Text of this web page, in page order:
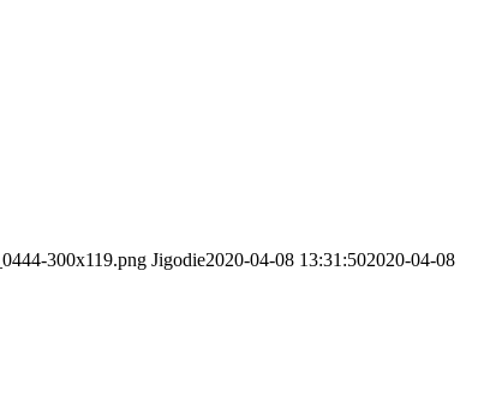
300x119.png Jigodie2020-04-08 13:31:502020-04-08